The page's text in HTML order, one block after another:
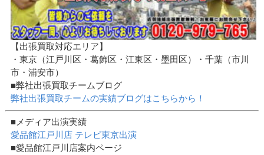
【出張買取対応エリア】
・東京（江戸川区・葛飾区・江東区・墨田区）・千葉（市川
市・浦安市）
■弊社出張買取チームブログ
弊社出張買取チームの実績ブログはこちらから！
■メディア出演実績
愛品館江戸川店 テレビ東京出演
■愛品館江戸川店案内ページ